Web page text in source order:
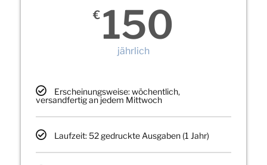
€ 150
jährlich
Erscheinungsweise: wöchentlich,
versandfertig an jedem Mittwoch
Laufzeit: 52 gedruckte Ausgaben (1 Jahr)